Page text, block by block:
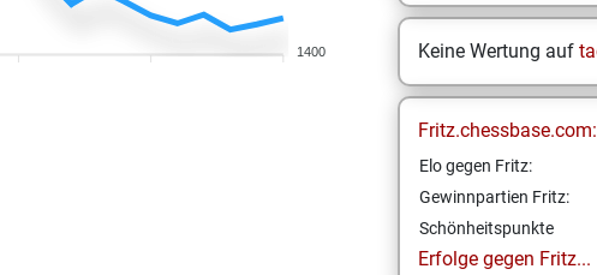
1400 Keine Wertung auf
Fritz.chessbase.com:
Elo gegen Fritz:
Gewinnpartien Fritz:
Schönheitspunkte
Erfolge gegen Fritz...